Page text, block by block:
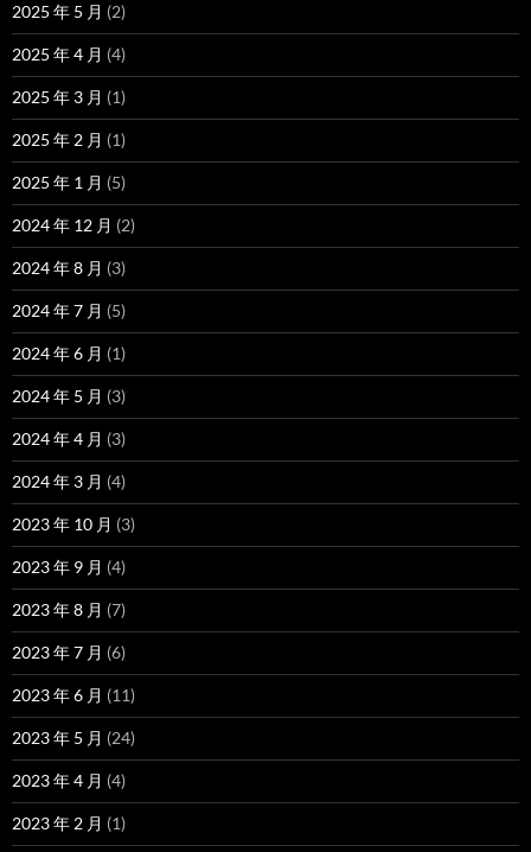
2025 年 5 月 (2)
2025 年 4 月 (4)
2025 年 3 月 (1)
2025 年 2 月 (1)
2025 年 1 月 (5)
2024 年 12 月 (2)
2024 年 8 月 (3)
2024 年 7 月 (5)
2024 年 6 月 (1)
2024 年 5 月 (3)
2024 年 4 月 (3)
2024 年 3 月 (4)
2023 年 10 月 (3)
2023 年 9 月 (4)
2023 年 8 月 (7)
2023 年 7 月 (6)
2023 年 6 月 (11)
2023 年 5 月 (24)
2023 年 4 月 (4)
2023 年 2 月 (1)